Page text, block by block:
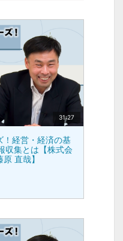
31:27
！経営・経済の基
収集とは【株式会
直哉】